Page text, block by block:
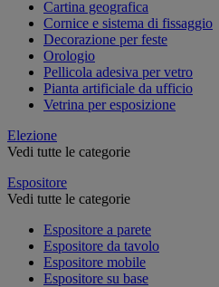
Cartina geografica
Cornice e sistema di fissaggio
Decorazione per feste
Orologio
Pellicola adesiva per vetro
Pianta artificiale da ufficio
Vetrina per esposizione
Elezione
Vedi tutte le categorie
Espositore
Vedi tutte le categorie
Espositore a parete
Espositore da tavolo
Espositore mobile
Espositore su base